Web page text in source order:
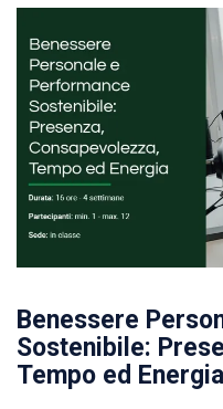
Benessere
Sostenibile:
Tempo ed Energia